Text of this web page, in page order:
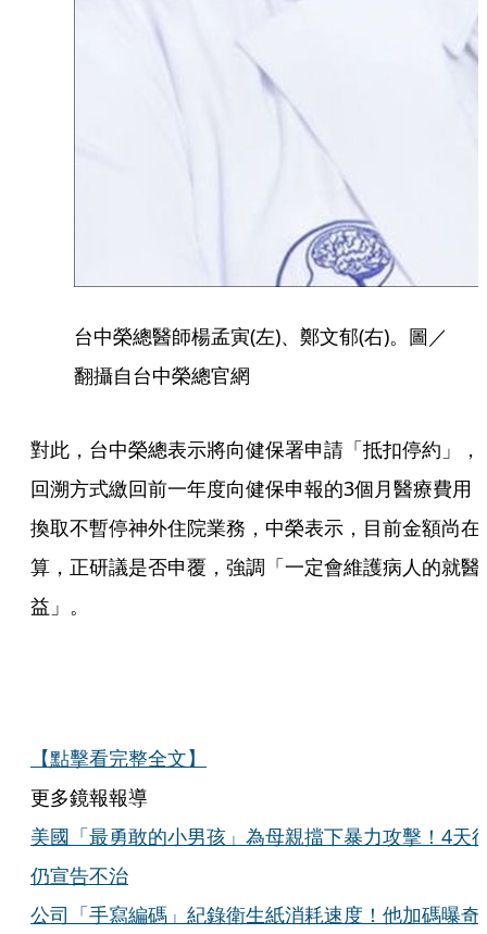
台中榮總醫師楊孟寅(左)、鄭文郁(右)。圖／
翻攝自台中榮總官網
對此，台中榮總表示將向健保署申請「抵扣停約」，
回溯方式繳回前一年度向健保申報的3個月醫療費用
換取不暫停神外住院業務，中榮表示，目前金額尚在
算，正研議是否申覆，強調「一定會維護病人的就醫
益」。
【點擊看完整全文】
更多鏡報報導
美國「最勇敢的小男孩」為母親擋下暴力攻擊！4天
仍宣告不治
公司「手寫編碼」紀錄衛生紙消耗速度！他加碼曝奇